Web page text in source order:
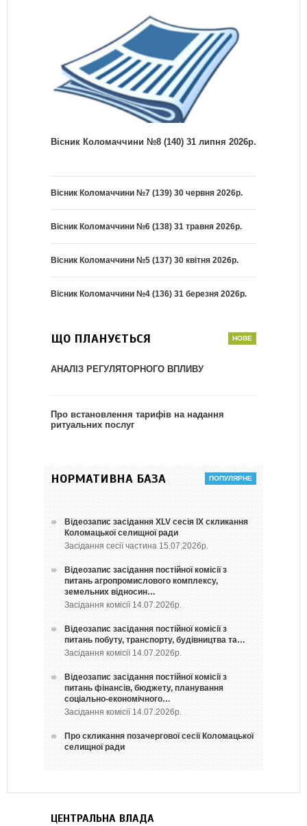
Вісник Коломаччини №8 (140) 31 липня 2026р.
Вісник Коломаччини №7 (139) 30 червня 2026р.
Вісник Коломаччини №6 (138) 31 травня 2026р.
Вісник Коломаччини №5 (137) 30 квітня 2026р.
Вісник Коломаччини №4 (136) 31 березня 2026р.
ЩО ПЛАНУЄТЬСЯ
АНАЛІЗ РЕГУЛЯТОРНОГО ВПЛИВУ
Про встановлення тарифів на надання
ритуальних послуг
НОРМАТИВНА БАЗА
Відеозапис засідання ХLV сесія ІХ скликання
Коломацької селищної ради
Засідання сесії частина 15.07.2026р.
Відеозапис засідання постійної комісії з
питань агропромислового комплексу,
земельних відносин…
Засідання комісії 14.07.2026р.
Відеозапис засідання постійної комісії з
питань побуту, транспорту, будівництва та…
Засідання комісії 14.07.2026р.
Відеозапис засідання постійної комісії з
питань фінансів, бюджету, планування
соціально-економічного…
Засідання комісії 14.07.2026р.
Про скликання позачергової сесії Коломацької
селищної ради
ЦЕНТРАЛЬНА ВЛАДА